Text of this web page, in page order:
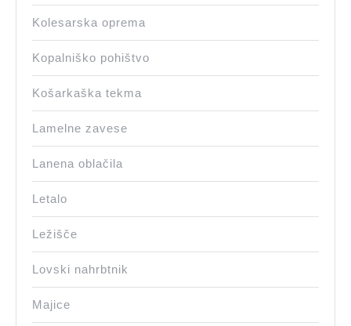
Kolesarska oprema
Kopalniško pohištvo
Košarkaška tekma
Lamelne zavese
Lanena oblačila
Letalo
Ležišče
Lovski nahrbtnik
Majice